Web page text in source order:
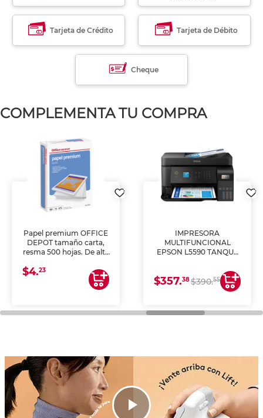
Tarjeta de Crédito Tarjeta de Débito
Cheque
COMPLEMENTA TU COMPRA
Papel premium OFFICE
DEPOT tamaño carta,
resma 500 hojas. De alta
uniforme, ideal para
impresoras de inyección
de tinta y láser,
general de oficina.
$4.23
IMPRESORA
MULTIFUNCIONAL
EPSON L5590 TANQUE
COPIA Y ESCANEA)
$357.38$390.55